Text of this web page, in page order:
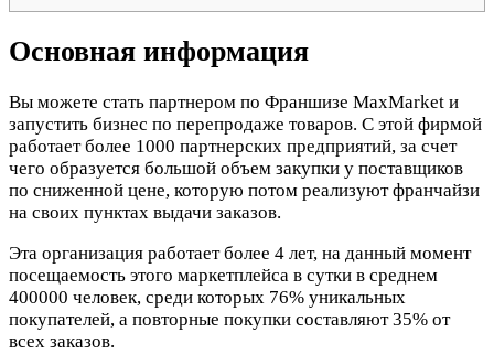
Основная информация
Вы можете стать партнером по Франшизе MaxMarket и
запустить бизнес по перепродаже товаров. С этой фирмой
работает более 1000 партнерских предприятий, за счет
чего образуется большой объем закупки у поставщиков
по сниженной цене, которую потом реализуют франчайзи
на своих пунктах выдачи заказов.
Эта организация работает более 4 лет, на данный момент
посещаемость этого маркетплейса в сутки в среднем
400000 человек, среди которых 76% уникальных
покупателей, а повторные покупки составляют 35% от
всех заказов.